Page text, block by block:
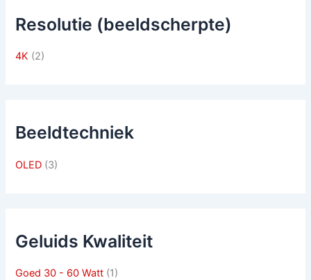
Resolutie (beeldscherpte)
4K (2)
Beeldtechniek
OLED (3)
Geluids Kwaliteit
Goed 30 - 60 Watt (1)